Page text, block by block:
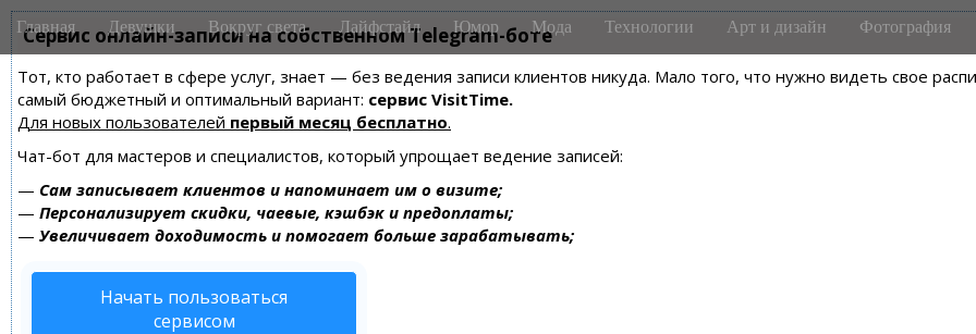
Сервис онлайн-записи на собственном Telegram-боте
Тот, кто работает в сфере услуг, знает — без ведения записи клиентов никуда. Мало того, что нужно видеть свое
самый бюджетный и оптимальный вариант: сервис VisitTime.
Для новых пользователей первый месяц бесплатно.
Чат-бот для мастеров и специалистов, который упрощает ведение записей:
— Сам записывает клиентов и напоминает им о визите;
— Персонализирует скидки, чаевые, кэшбэк и предоплаты;
— Увеличивает доходимость и помогает больше зарабатывать;
Начать пользоваться
сервисом
M
a
n
m
e
n
u
i
Главная Девушки Вокруг света Лайфстайл Юмор Мода Технологии Арт и дизайн Фотография